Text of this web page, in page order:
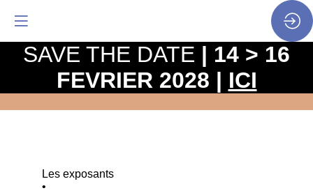
Les exposants
•
SAVE THE DATE | 14 > 16
FEVRIER 2028 | ICI